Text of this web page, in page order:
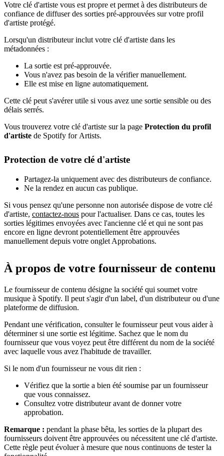
Votre clé d'artiste vous est propre et permet à des distributeurs de
confiance de diffuser des sorties pré-approuvées sur votre profil
d'artiste protégé.
Lorsqu'un distributeur inclut votre clé d'artiste dans les
métadonnées :
La sortie est pré-approuvée.
Vous n'avez pas besoin de la vérifier manuellement.
Elle est mise en ligne automatiquement.
Cette clé peut s'avérer utile si vous avez une sortie sensible ou des
délais serrés.
Vous trouverez votre clé d'artiste sur la page Protection du profil
d'artiste de Spotify for Artists.
Protection de votre clé d'artiste
Partagez-la uniquement avec des distributeurs de confiance.
Ne la rendez en aucun cas publique.
Si vous pensez qu'une personne non autorisée dispose de votre clé
d'artiste, contactez-nous pour l'actualiser. Dans ce cas, toutes les
sorties légitimes envoyées avec l'ancienne clé et qui ne sont pas
encore en ligne devront potentiellement être approuvées
manuellement depuis votre onglet Approbations.
À propos de votre fournisseur de contenu
Le fournisseur de contenu désigne la société qui soumet votre
musique à Spotify. Il peut s'agir d'un label, d'un distributeur ou d'une
plateforme de diffusion.
Pendant une vérification, consulter le fournisseur peut vous aider à
déterminer si une sortie est légitime. Sachez que le nom du
fournisseur que vous voyez peut être différent du nom de la société
avec laquelle vous avez l'habitude de travailler.
Si le nom d'un fournisseur ne vous dit rien :
Vérifiez que la sortie a bien été soumise par un fournisseur
que vous connaissez.
Consultez votre distributeur avant de donner votre
approbation.
Remarque : pendant la phase bêta, les sorties de la plupart des
fournisseurs doivent être approuvées ou nécessitent une clé d'artiste.
Cette règle peut évoluer à mesure que nous continuons de tester la